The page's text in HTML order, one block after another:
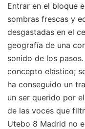
Entrar en el bloque
sombras frescas y
desgastadas en el
geografía de una
sonido de los
concepto elástico;
ha conseguido un
un ser querido por
de las voces que
Utebo 8 Madrid no